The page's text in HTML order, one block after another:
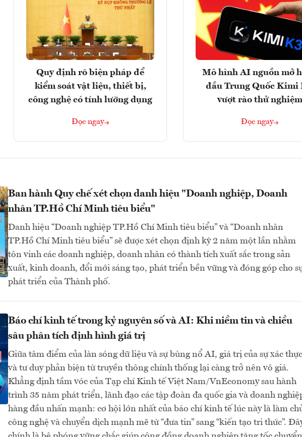
Quy định rõ biện pháp để
kiểm soát vật liệu, thiết bị,
công nghệ có tính lưỡng dụng
Đọc ngay
Mô hình AI nguồn mở
đầu Trung Quốc Kimi
vượt rào thử nghiệm
Đọc ngay
Ban hành Quy chế xét chọn danh hiệu "Doanh nghiệp, Doanh
nhân TP.Hồ Chí Minh tiêu biểu"
Danh hiệu “Doanh nghiệp TP.Hồ Chí Minh tiêu biểu” và “Doanh nhân
TP.Hồ Chí Minh tiêu biểu” sẽ được xét chọn định kỳ 2 năm một lần nhằm
tôn vinh các doanh nghiệp, doanh nhân có thành tích xuất sắc trong sản
xuất, kinh doanh, đổi mới sáng tạo, phát triển bền vững và đóng góp cho
phát triển của Thành phố.
Báo chí kinh tế trong kỷ nguyên số và AI: Khi niềm tin và chiều
sâu phân tích định hình giá trị
Giữa tâm điểm của làn sóng dữ liệu và sự bùng nổ AI, giá trị của sự xác thực
và tư duy phản biện từ truyền thông chính thống lại càng trở nên vô giá.
Khẳng định tầm vóc của Tạp chí Kinh tế Việt Nam/VnEconomy sau hành
trình 35 năm phát triển, lãnh đạo các tập đoàn đa quốc gia và doanh
hàng đầu nhấn mạnh: cơ hội lớn nhất của báo chí kinh tế lúc này là làm
công nghệ và chuyển dịch mạnh mẽ từ “đưa tin” sang “kiến tạo tri thức”.